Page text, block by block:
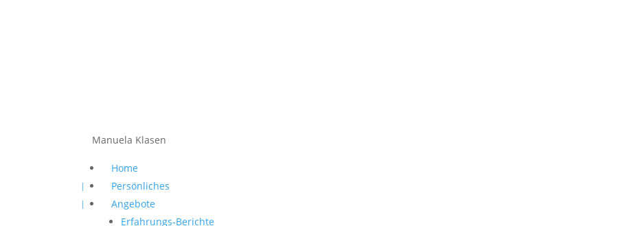
Manuela Klasen
Home
Persönliches
Angebote
Erfahrungs-Berichte